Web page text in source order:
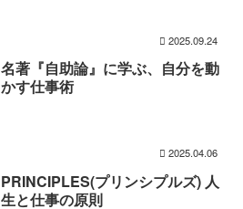
2025.09.24
名著『自助論』に学ぶ、自分を動
かす仕事術
2025.04.06
PRINCIPLES(プリンシプルズ) 人
生と仕事の原則